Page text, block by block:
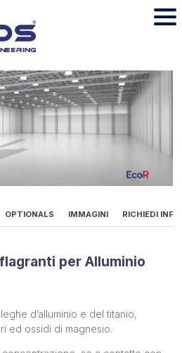
OPTIONALS IMMAGINI RICHIEDI
per Alluminio
d’alluminio e del titanio,
ed ossidi di magnesio.